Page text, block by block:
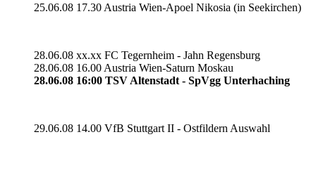
25.06.08 17.30 Austria Wien-Apoel Nikosia (in Seekirchen)
28.06.08 xx.xx FC Tegernheim - Jahn Regensburg
28.06.08 16.00 Austria Wien-Saturn Moskau
28.06.08 16:00 TSV Altenstadt - SpVgg Unterhaching
29.06.08 14.00 VfB Stuttgart II - Ostfildern Auswahl